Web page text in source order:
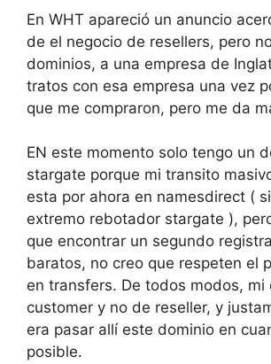
En WHT apareció un anuncio
de el negocio de resellers, pero
dominios, a una empresa de
tratos con esa empresa una vez
que me compraron, pero me da
EN este momento solo tengo un
stargate porque mi transito
esta por ahora en namesdirect (
extremo rebotador stargate ),
que encontrar un segundo
baratos, no creo que respeten el
en transfers. De todos modos, mi
customer y no de reseller, y
era pasar allí este dominio en
posible.